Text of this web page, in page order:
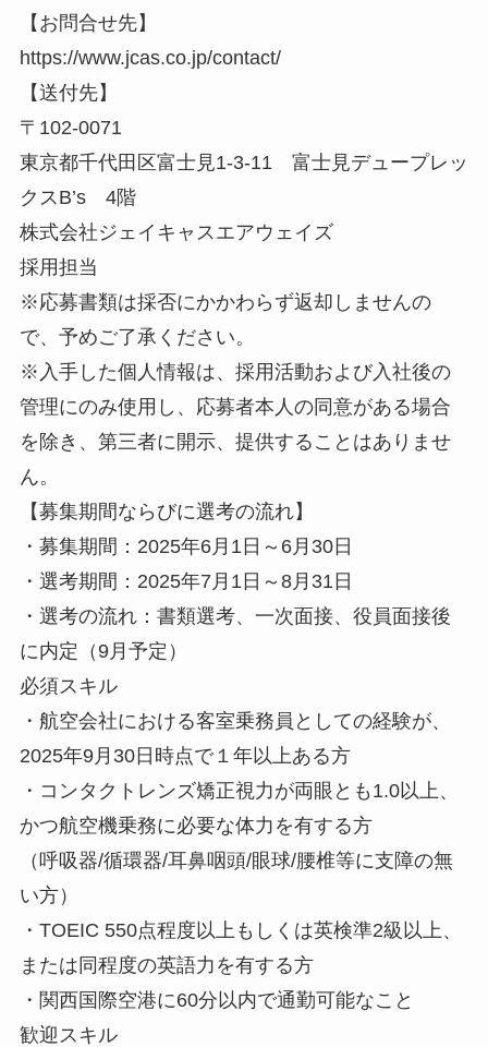
【お問合せ先】
https://www.jcas.co.jp/contact/
【送付先】
〒102-0071
東京都千代田区富士見1-3-11 富士見デュープレッ
クスB’s 4階
株式会社ジェイキャスエアウェイズ
採用担当
※応募書類は採否にかかわらず返却しませんの
で、予めご了承ください。
※入手した個人情報は、採用活動および入社後の
管理にのみ使用し、応募者本人の同意がある場合
を除き、第三者に開示、提供することはありませ
ん。
【募集期間ならびに選考の流れ】
・募集期間：2025年6月1日～6月30日
・選考期間：2025年7月1日～8月31日
・選考の流れ：書類選考、一次面接、役員面接後
に内定（9月予定）
必須スキル
・航空会社における客室乗務員としての経験が、
2025年9月30日時点で１年以上ある方
・コンタクトレンズ矯正視力が両眼とも1.0以上、
かつ航空機乗務に必要な体力を有する方
（呼吸器/循環器/耳鼻咽頭/眼球/腰椎等に支障の無
い方）
・TOEIC 550点程度以上もしくは英検準2級以上、
または同程度の英語力を有する方
・関西国際空港に60分以内で通勤可能なこと
歓迎スキル